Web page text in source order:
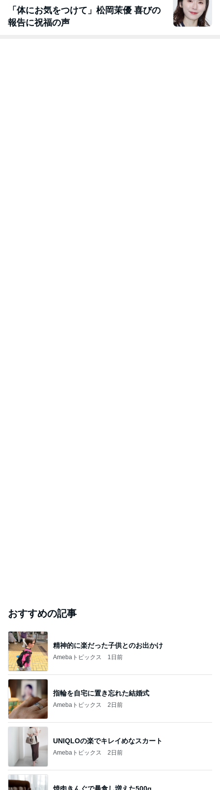
「体にお気をつけて」松岡茉優 喜びの
報告に祝福の声
おすすめの記事
精神的に楽だった子供とのお出かけ
Amebaトピックス 1日前
指輪を自宅に置き忘れた結婚式
Amebaトピックス 2日前
UNIQLOの楽でキレイめなスカート
Amebaトピックス 2日前
焼肉きんぐで暴食し増えた500g